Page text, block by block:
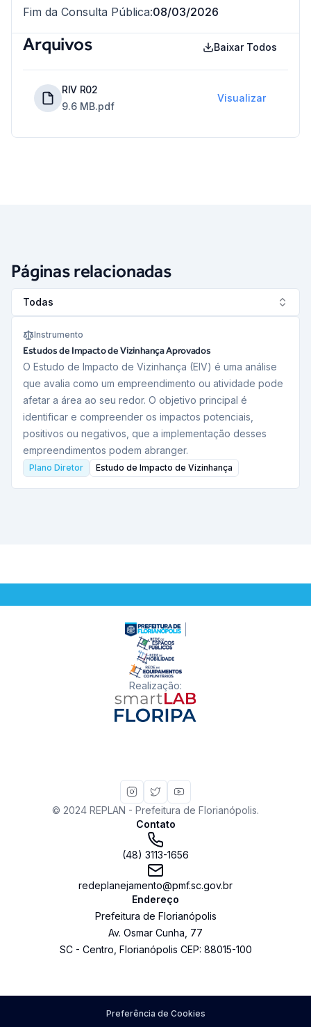
Fim da Consulta Pública:08/03/2026
Arquivos Baixar Todos
RIV R02
9.6 MB.pdf
Visualizar
Páginas relacionadas
Instrumento
Estudos de Impacto de Vizinhança Aprovados
O Estudo de Impacto de Vizinhança (EIV) é uma análise
que avalia como um empreendimento ou atividade pode
afetar a área ao seu redor. O objetivo principal é
identificar e compreender os impactos potenciais,
positivos ou negativos, que a implementação desses
empreendimentos podem abranger.
Plano Diretor Estudo de Impacto de Vizinhança
Todas
Realização:
© 2024 REPLAN - Prefeitura de Florianópolis.
Contato
(48) 3113-1656
redeplanejamento@pmf.sc.gov.br
Endereço
Prefeitura de Florianópolis
Av. Osmar Cunha 77
SC- Centro Florianópolis CEP: 88015-100
Preferência de Cookies